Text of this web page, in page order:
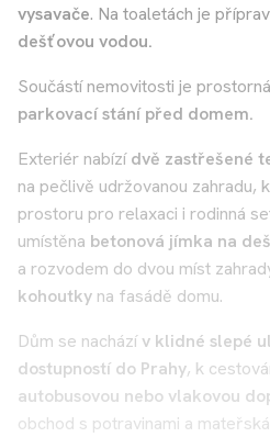
vysavače. Na toaletách je
dešťovou vodou.
Součástí nemovitosti je prostorná
parkovací stání před domem.
Exteriér nabízídvě zastřešené
na pečlivě udržovanou zahradu,
prostoru pro relaxaci i rodinná
umístěna betonová jímka na
a rozvodem do dvou míst
kohoutky na fasádě domu.
Dům se nacházív klidné slepé
dostupností do Prahy, k
autobusovou nebo vlakovou
obchod s potravinami a